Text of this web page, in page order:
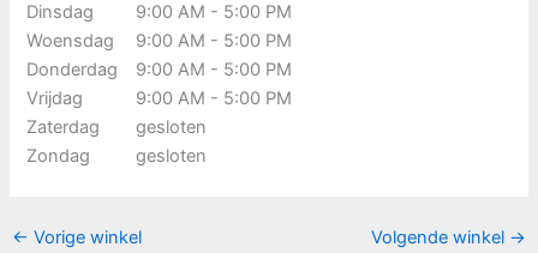
Dinsdag
9:00 AM - 5:00 PM
Woensdag
9:00 AM - 5:00 PM
Donderdag
9:00 AM - 5:00 PM
Vrijdag
9:00 AM - 5:00 PM
Zaterdag
gesloten
Zondag
gesloten
← Vorige winkel Volgende winkel →